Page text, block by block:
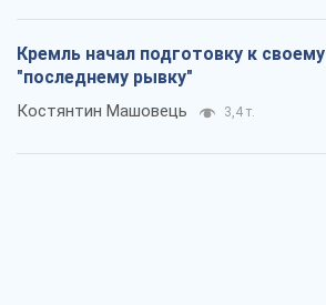
Кремль начал подготовку к своему
"последнему рывку"
Костянтин Машовець 3,4 т.